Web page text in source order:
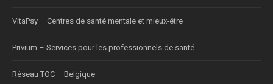
VitaPsy – Centres de santé mentale et mieux-être
Privium – Services pour les professionnels de santé
Réseau TOC – Belgique